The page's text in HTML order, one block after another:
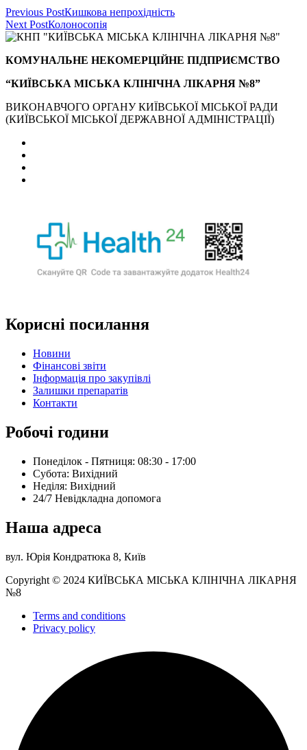
Навігація
записів
Previous PostКишкова непрохідність
Next PostКолоносопія
КОМУНАЛЬНЕ НЕКОМЕРЦІЙНЕ ПІДПРИЄМСТВО
“КИЇВСЬКА МІСЬКА КЛІНІЧНА ЛІКАРНЯ №8”
ВИКОНАВЧОГО ОРГАНУ КИЇВСЬКОЇ МІСЬКОЇ РАДИ
(КИЇВСЬКОЇ МІСЬКОЇ ДЕРЖАВНОЇ АДМІНІСТРАЦІЇ)
Корисні посилання
Новини
Фінансові звіти
Інформація про закупівлі
Залишки препаратів
Контакти
Робочі години
Понеділок - Пятниця: 08:30 - 17:00
Субота: Вихідний
Нeділя: Вихідний
24/7 Невідкладна допомога
Наша адреса
вул. Юрія Кондратюка 8, Київ
Copyright © 2024 КИЇВСЬКА МІСЬКА КЛІНІЧНА ЛІКАРНЯ
№8
Terms and conditions
Privacy policy